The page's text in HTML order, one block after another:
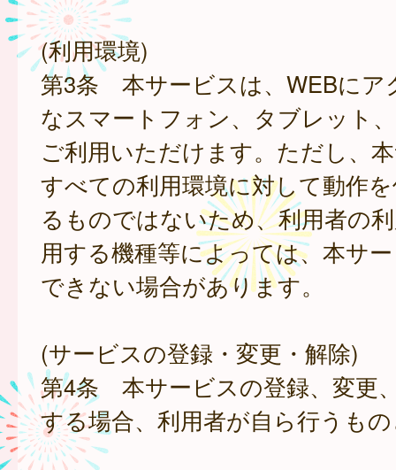
(利用環境)
第3条 本サービスは、WEBにア
なスマートフォン、タブレット
ご利用いただけます。ただし、
すべての利用環境に対して動作
るものではないため、利用者の
用する機種等によっては、本サ
できない場合があります。
(サービスの登録・変更・解除)
第4条 本サービスの登録、変更
する場合、利用者が自ら行うも